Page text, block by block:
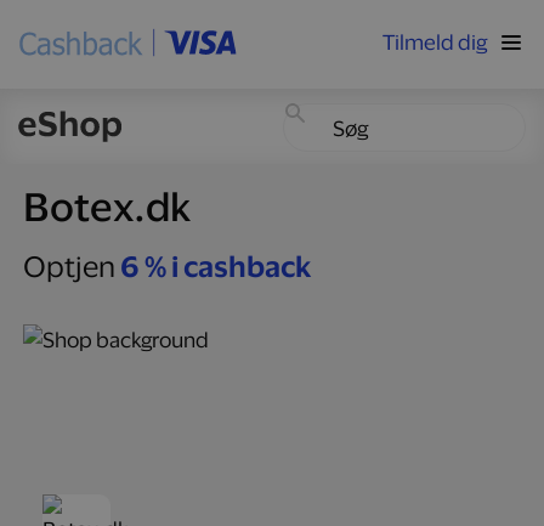
Tilmeld dig
Botex.dk
Optjen 6 % i cashback